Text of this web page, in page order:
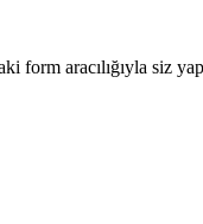
form aracılığıyla siz